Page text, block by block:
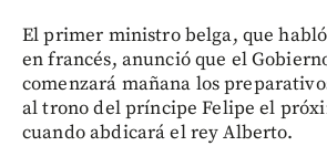
El primer ministro belga, que
en francés, anunció que el
comenzará mañana los
al trono del príncipe Felipe el
cuando abdicará el rey Alberto.